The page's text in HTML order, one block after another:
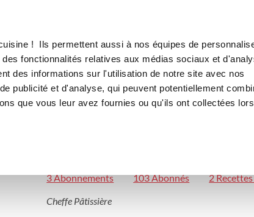
! Ils permettent aussi à nos équipes de
fonctionnalités relatives aux médias sociaux et
des informations sur l'utilisation de notre site avec nos
publicité et d'analyse, qui peuvent potentiellement
que vous leur avez fournies ou qu'ils ont collectées
Claire Heitzler
3 Abonnements 103 Abonnés 2
Cheffe Pâtissière